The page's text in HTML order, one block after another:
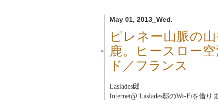
May 01, 2013_Wed.
■
ピレネー山脈の
鹿。ヒースロー
ド／フランス
Laslades邸
Internet@ Laslades邸のWi-Fiを借り